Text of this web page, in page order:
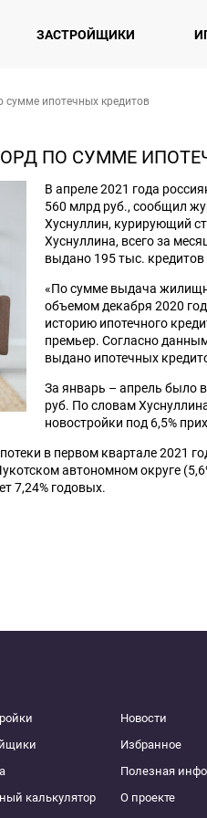
ЗАСТРОЙЩИКИ
сумме ипотечных кредитов
ПО СУММЕ
В апреле 2021 года
560 млрд руб., сообщил
Хуснуллин, курирующий
Хуснуллина, всего за
выдано 195 тыс.
«По сумме выдача
объемом декабря 2020
историю ипотечного
премьер. Согласно
выдано ипотечных
За январь – апрель было
руб. По словам
новостройки под 6,5%
в первом квартале 2021
автономном округе
7,24% годовых.
калькулятор
Новости
Избранное
Полезная
О проекте